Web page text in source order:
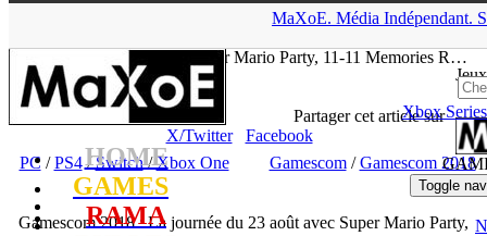
MaXoE. Média Indépendant.
HOME
GAMES
RAMA
Jeux
Xbox
Toggle
journée du 23 août avec Super Mario Party, 11-11 Memories R…
Partager cet article sur
X/Twitter
Facebook
PC /PS4/Switch/Xbox One Gamescom/Gamescom 2018
Gamescom 2018 : La journée du 23 août avec Super Mario Party,